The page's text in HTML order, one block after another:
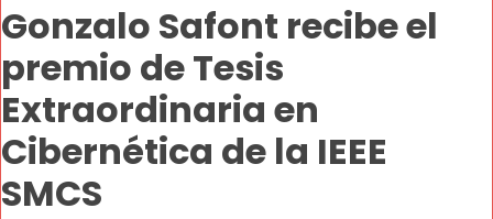
Gonzalo Safont recibe el
premio de Tesis
Extraordinaria en
Cibernética de la IEEE
SMCS